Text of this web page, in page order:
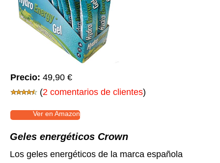
Precio: 49,90 €
(2 comentarios de clientes)
Ver en Amazon
Geles energéticos Crown
Los geles energéticos de la marca española